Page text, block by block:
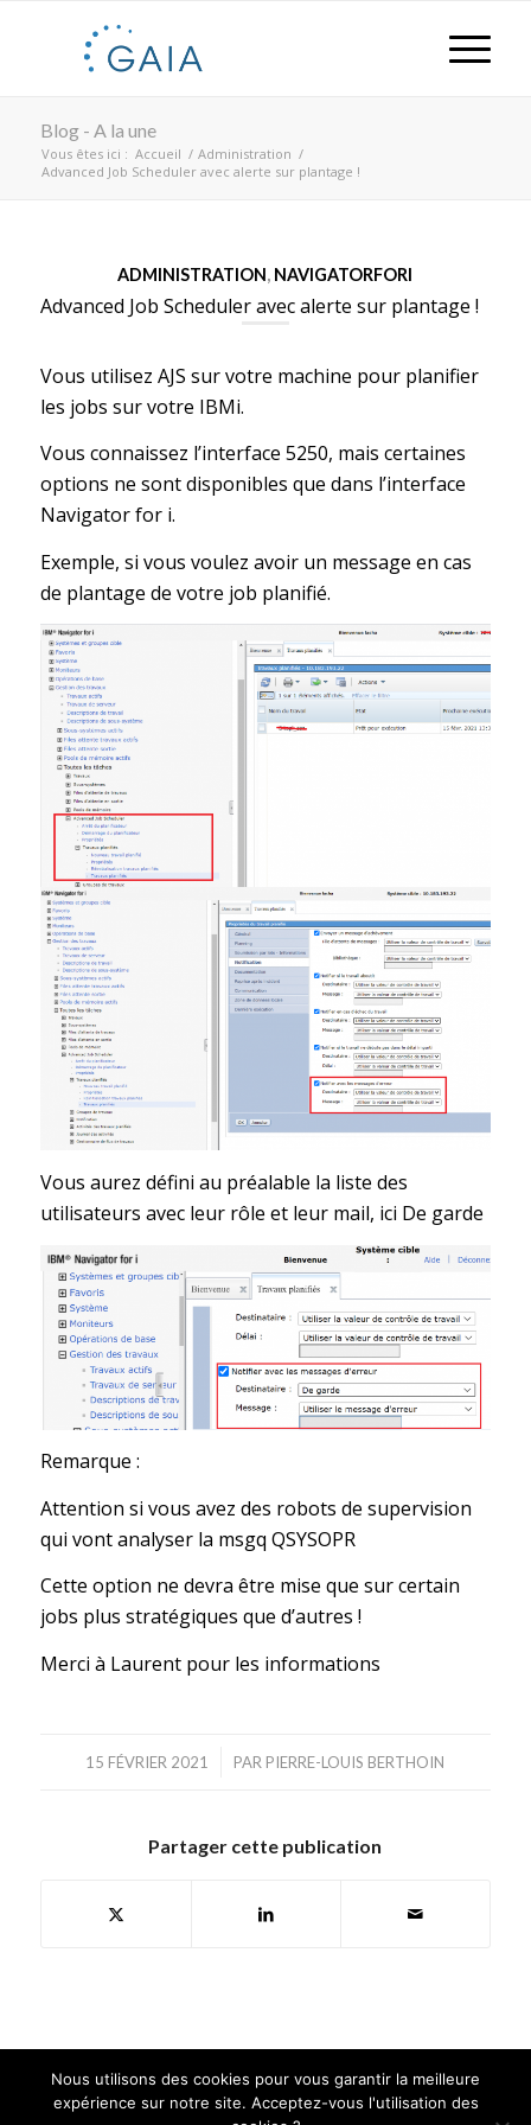
Blog - A la une
Vous êtes ici : Accueil / Administration /
Advanced Job Scheduler avec alerte sur plantage !
ADMINISTRATION, NAVIGATORFORI
Advanced Job Scheduler avec alerte sur plantage !
Vous utilisez AJS sur votre machine pour planifier
les jobs sur votre IBMi.
Vous connaissez l’interface 5250, mais certaines
options ne sont disponibles que dans l’interface
Navigator for i.
Exemple, si vous voulez avoir un message en cas
de plantage de votre job planifié.
Vous aurez défini au préalable la liste des
utilisateurs avec leur rôle et leur mail, ici De garde
Remarque :
Attention si vous avez des robots de supervision
qui vont analyser la msgq QSYSOPR
Cette option ne devra être mise que sur certain
jobs plus stratégiques que d’autres !
Merci à Laurent pour les informations
15 FÉVRIER 2021
/ PAR PIERRE-LOUIS BERTHOIN
Partager cette publication
©Copyright. GAIA MINI SYSTEMES | Tous droits réservés |Mentions
Nous utilisons des cookies pour vous garantir la meilleure
expérience sur notre site. Acceptez-vous l'utilisation des